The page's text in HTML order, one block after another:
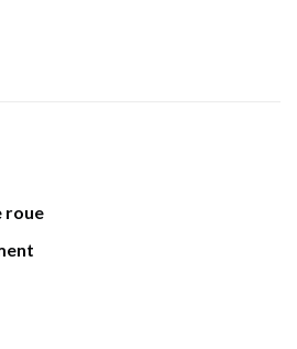
roue